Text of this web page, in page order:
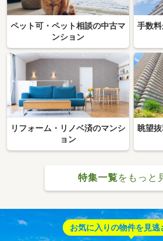
ペット可・ペット相談の中古マ
ンション
手数
リフォーム・リノベ済のマンシ
ョン
眺望
特集一覧をもっと
お気に入りの物件を見逃